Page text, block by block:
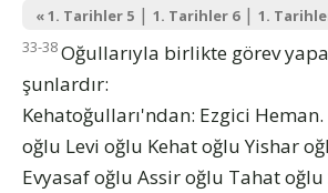
« 1. Tarihler 5 | 1. Tarihler 6| 1.
33-38Oğullarıyla birlikte görev
şunlardır:
Kehatoğulları'ndan: Ezgici
oğlu Levi oğlu Kehat oğlu Yishar
Evyasaf oğlu Assir oğlu Tahat